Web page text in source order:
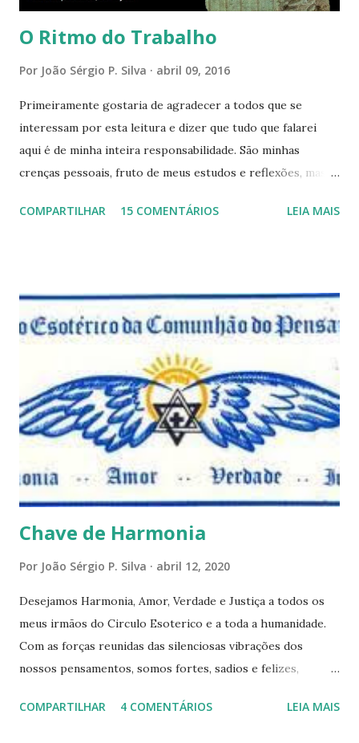
O Ritmo do Trabalho
Por João Sérgio P. Silva abril 09, 2016
Primeiramente gostaria de agradecer a todos que se
interessam por esta leitura e dizer que tudo que falarei
aqui é de minha inteira responsabilidade. São minhas
crenças pessoais, fruto de meus estudos e reflexões, mas
porque nem mesmo eu as tenho desta forma. Eu vos
e talvez contraditória a sua própria visão. Durante todo
este mês estaremos debatendo este tema e gostaríamos de
convida-lo a deixar seus comentários e reflexões no final
do texto clicando em novo comentário e acompanhar as
respostas e sugestões dos demais. Não estranhem o fato
de que teremos mais perguntas do que respostas, mais
reflexões do que formulações prontas, pois as perguntas
parecem contribuir mais para o aprendizado do que as
afirmações. Quem de nós pode de fato afirmar alguma coi...
COMPARTILHAR 15 COMENTÁRIOS LEIA MAIS
Chave de Harmonia
Por João Sérgio P. Silva abril 12, 2020
Desejamos Harmonia, Amor, Verdade e Justiça a todos os
meus irmãos do Circulo Esoterico e a toda a humanidade.
Com as forças reunidas das silenciosas vibrações dos
nossos pensamentos, somos fortes, sadios e felizes,
satisfeitos e em paz com o universo inteiro, e desejanos
COMPARTILHAR 4 COMENTÁRIOS LEIA MAIS